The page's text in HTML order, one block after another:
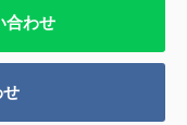
合わせ
せ